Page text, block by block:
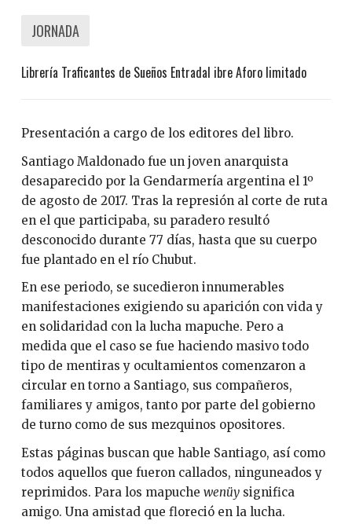
JORNADA
Librería Traficantes de Sueños Entradal ibreAforo limitado
Presentación a cargo de los editores del libro.
Santiago Maldonado fue un joven anarquista
desaparecido por la Gendarmería argentina el 1º
de agosto de 2017. Tras la represión al corte de ruta
en el que participaba, su paradero resultó
desconocido durante 77 días, hasta que su cuerpo
fue plantado en el río Chubut.
En ese periodo, se sucedieron innumerables
manifestaciones exigiendo su aparición con vida y
en solidaridad con la lucha mapuche. Pero a
medida que el caso se fue haciendo masivo todo
tipo de mentiras y ocultamientos comenzaron a
circular en torno a Santiago, sus compañeros,
familiares y amigos, tanto por parte del gobierno
de turno como de sus mezquinos opositores.
Estas páginas buscan que hable Santiago, así como
todos aquellos que fueron callados, ninguneados y
reprimidos. Para los mapuche wenüysignifica
amigo. Una amistad que floreció en la lucha.